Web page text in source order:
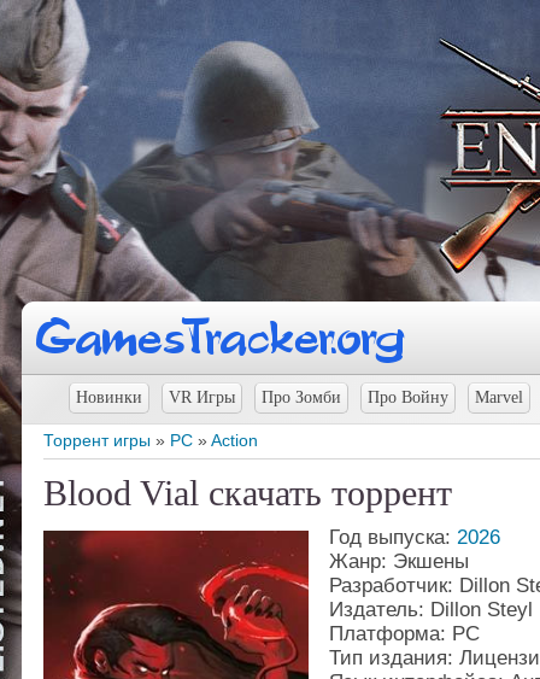
Новинки VR Игры Про Зомби Про Войну Marvel
Торрент игры » PC »Action
Blood Vial скачать торрент
Год выпуска: 2026
Жанр: Экшены
Разработчик: Dillon
Издатель: Dillon Steyl
Платформа: PC
Тип издания: